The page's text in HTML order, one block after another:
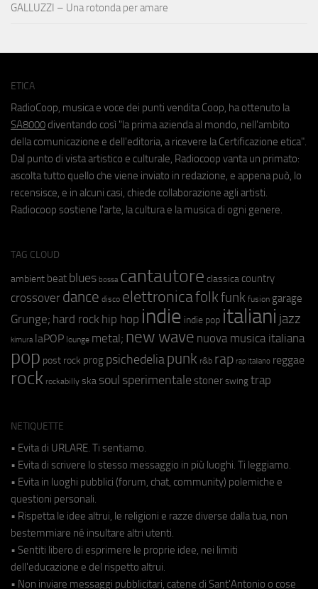
GALLUZZI – Una rotonda per amare
ETICA
RadioCoop, musica e voce dei punti vendita Coop, ha ottenuto la
SA8000 diventando così "la prima azienda al mondo, nell'ambito
della comunicazione e dell'editoria, a ricevere la Certificazione etica".
Dal punto di vista artistico e culturale, Radiocoop vanta un primato:
ascolta tutto quello che viene inviato in redazione, e appena può, lo
recensisce, e in alcuni casi, chiede collaborazione agli artisti.
Radiocoop sostiene l'arte, la cultura e la musica di ogni genere.
TAG CLOUD
ambient beat blues bossa cantautore classica country
crossover dance disco elettronicafolkfunk fusion garage
Grunge; hard rock hip hop indie indie pop italiani jazz
kimura laPOP lounge metal; new wave nuova musica italiana
pop post rock prog psichedeliapunk r&b rap rap italiano reggae
rock rockabilly ska soul sperimentale stoner swing trap
NETIQUETTE
• Evita di URLARE. Ti sentiamo.
• Evita di scrivere lo stesso messaggio in più luoghi. Ti leggiamo.
• Evita in luoghi pubblici (forum, chat, community) polemiche e
questioni personali.
• Rispetta le idee altrui, le religioni e razze diverse dalla tua, non
bestemmiare né insultare altri utenti.
• Sentiti libero di esprimere le proprie idee, nei limiti
dell'educazione e del rispetto altrui.
• Non inviare messaggi pubblicitari, catene di Sant'Antonio o cose